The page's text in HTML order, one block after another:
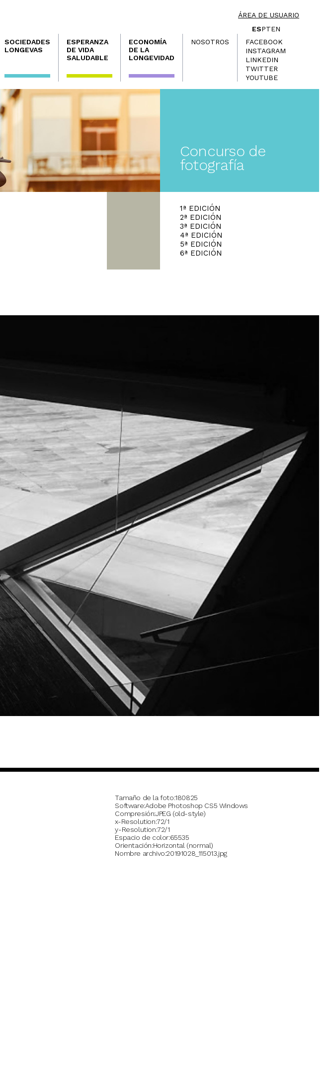
ÁREA DE USUARIO
ESPTEN
Navegación
principal
SOCIEDADES
LONGEVAS
ESPERANZA
DE VIDA
SALUDABLE
ECONOMÍA
DE LA
LONGEVIDAD
NOSOTROS
FACEBOOK
INSTAGRAM
LINKEDIN
TWITTER
YOUTUBE
Concurso de
fotografía
1ª EDICIÓN
2ª EDICIÓN
3ª EDICIÓN
4ª EDICIÓN
5ª EDICIÓN
6ª EDICIÓN
Tamaño de la foto180825
SoftwareAdobe Photoshop CS5 Windows
CompresiónJPEG (old-style)
x-Resolution72/1
y-Resolution72/1
Espacio de color65535
Orientación Horizontal (normal)
Nombre archivo 20191028_115013.jpg